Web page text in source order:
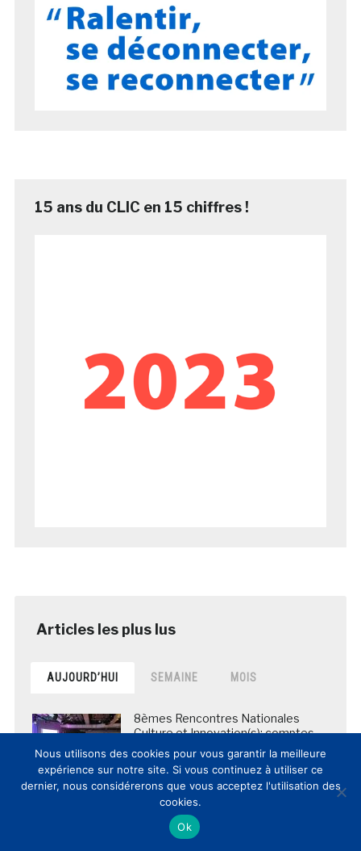
15 ans du CLIC en 15 chiffres !
AUJOURD’HUI SEMAINE MOIS
8èmes Rencontres Nationales
Culture et Innovation(s): comptes-
rendus et vidéos de la journée
posté le 12 mars 2017
La BNF envoie en Chine les copies
numériques de plus de 5 000
Nous utilisons des cookies pour vous garantir la meilleure
expérience sur notre site. Si vous continuez à utiliser ce
dernier, nous considérerons que vous acceptez l'utilisation des
cookies.
Ok